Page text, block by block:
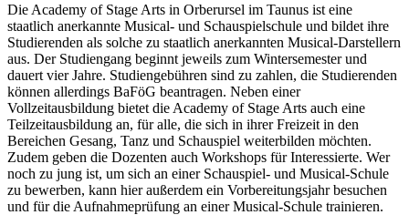
Die Academy of Stage Arts in Orberursel im Taunus ist eine
staatlich anerkannte Musical- und Schauspielschule und bildet ihre
Studierenden als solche zu staatlich anerkannten Musical-Darstellern
aus. Der Studiengang beginnt jeweils zum Wintersemester und
dauert vier Jahre. Studiengebühren sind zu zahlen, die Studierenden
können allerdings BaFöG beantragen. Neben einer
Vollzeitausbildung bietet die Academy of Stage Arts auch eine
Teilzeitausbildung an, für alle, die sich in ihrer Freizeit in den
Bereichen Gesang, Tanz und Schauspiel weiterbilden möchten.
Zudem geben die Dozenten auch Workshops für Interessierte. Wer
noch zu jung ist, um sich an einer Schauspiel- und Musical-Schule
zu bewerben, kann hier außerdem ein Vorbereitungsjahr besuchen
und für die Aufnahmeprüfung an einer Musical-Schule trainieren.